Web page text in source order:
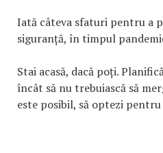
Iată câteva sfaturi pentru a
siguranță, în timpul
Stai acasă, dacă poți.
încât să nu trebuiască să
este posibil, să optezi